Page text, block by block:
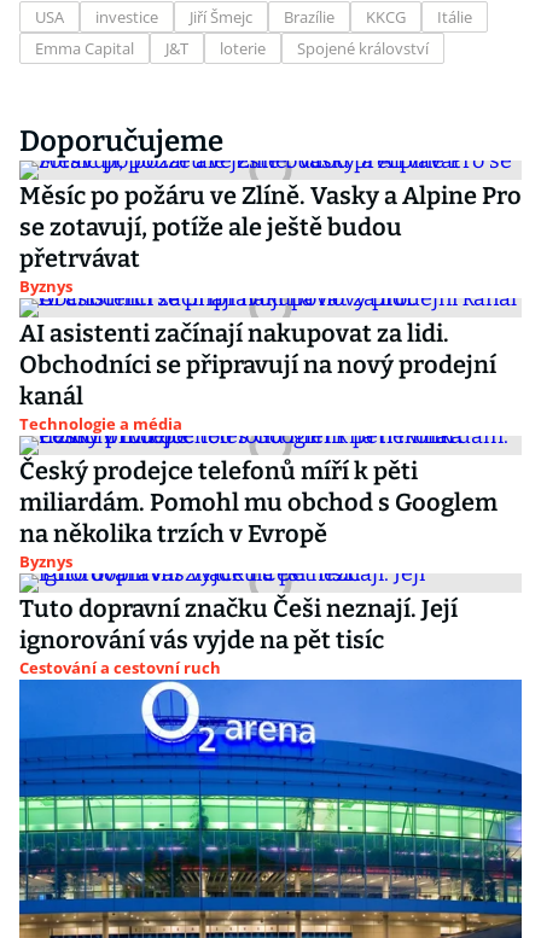
USA investice Jiří Šmejc Brazílie KKCG
Itálie
Emma Capital
J&T loterie Spojené království
Doporučujeme
Měsíc po požáru ve Zlíně. Vasky a Alpine Pro
se zotavují, potíže ale ještě budou
přetrvávat
Byznys
AI asistenti začínají nakupovat za lidi.
Obchodníci se připravují na nový prodejní
kanál
Technologie a média
Český prodejce telefonů míří k pěti
miliardám. Pomohl mu obchod s Googlem
na několika trzích v Evropě
Byznys
Tuto dopravní značku Češi neznají. Její
ignorování vás vyjde na pět tisíc
Cestování a cestovní ruch